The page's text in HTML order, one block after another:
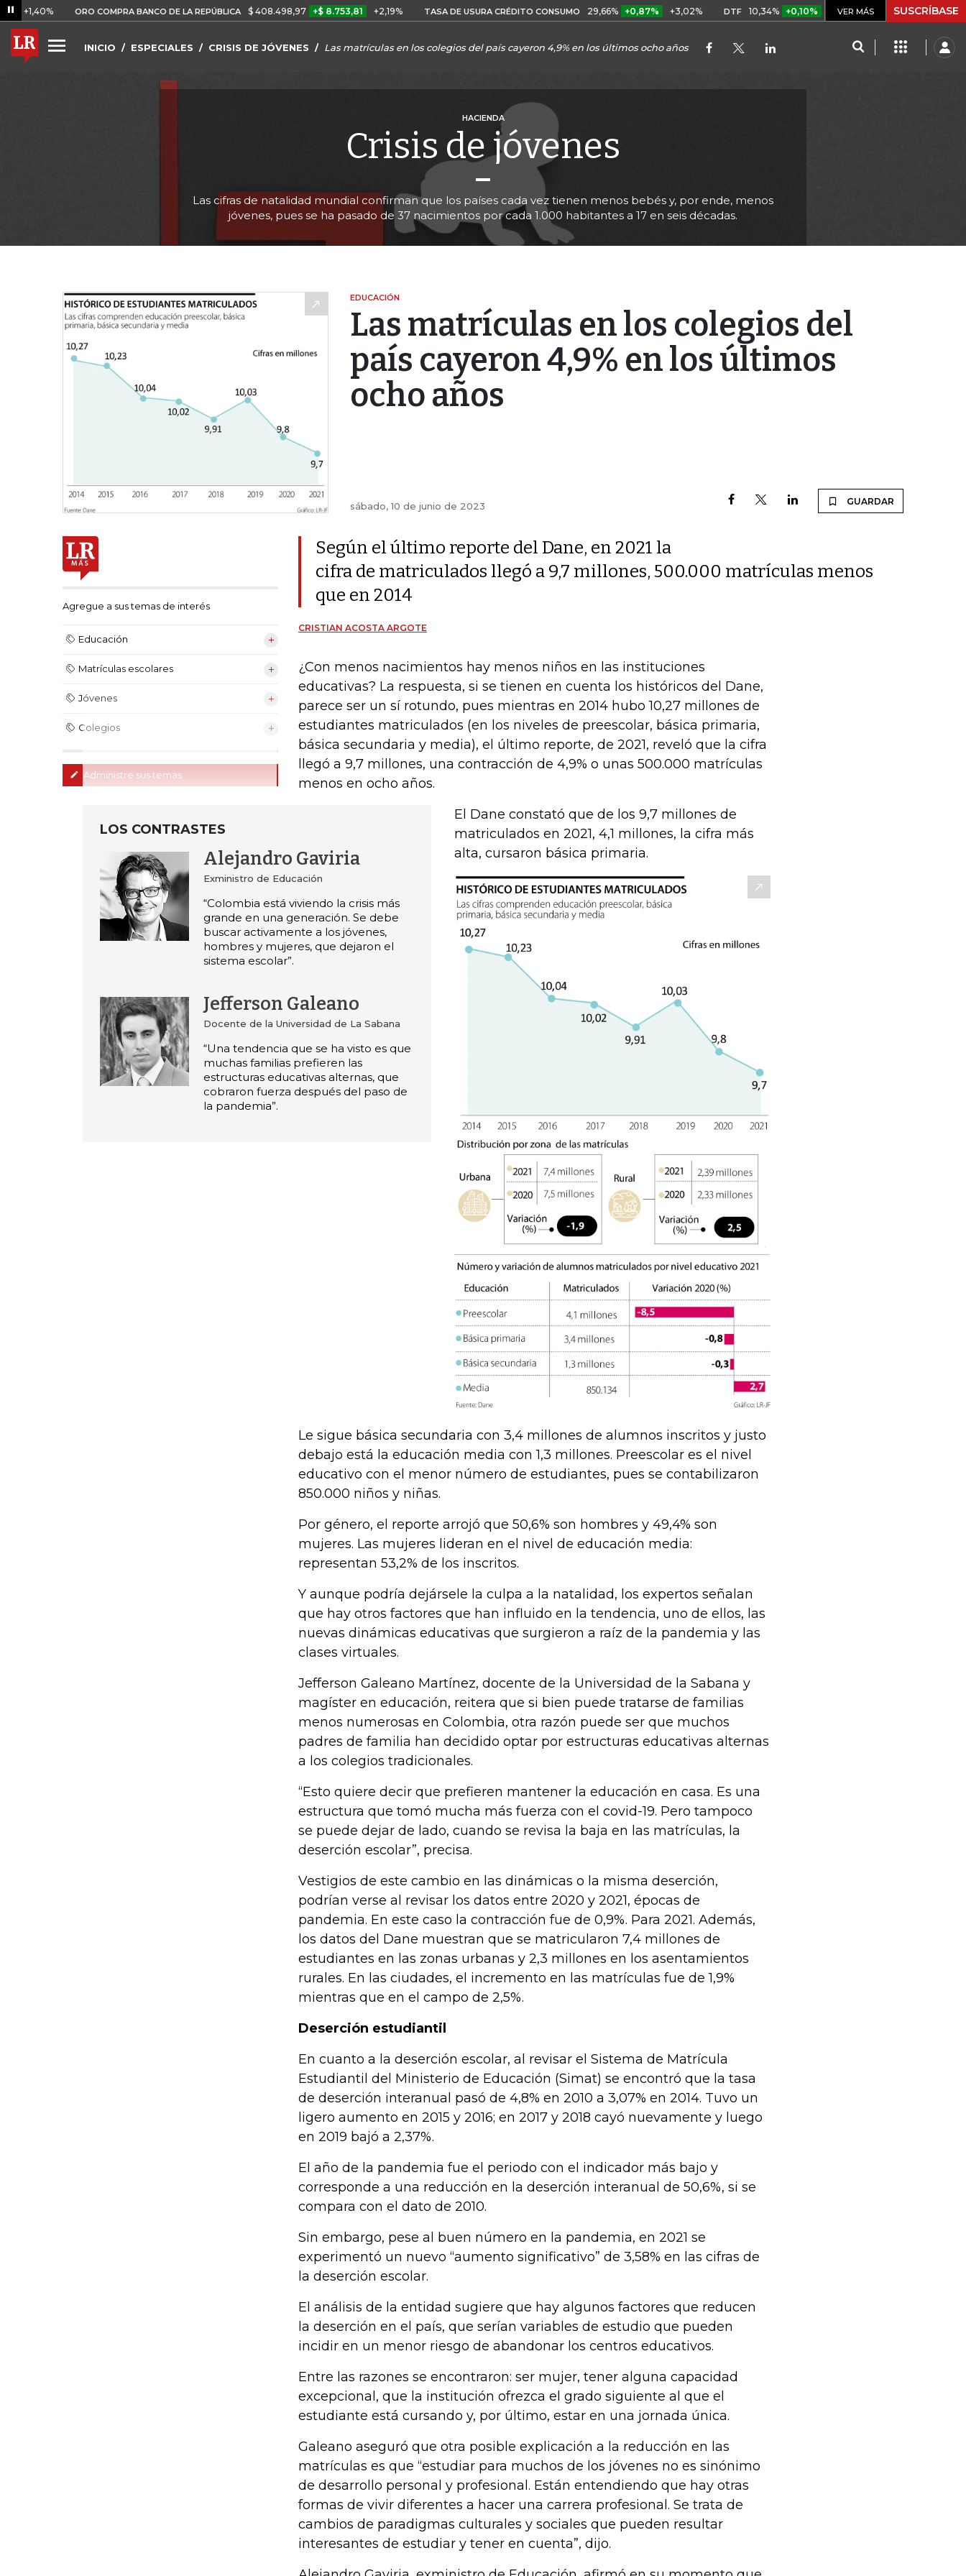
ORO COMPRA BANCO DE LA REPÚBLICA $ 408.498,97 +$ 8.753,81 +2,19% TASA DE USURA CRÉDITO CONSUMO 29,66% +0,87% +3,02% DTF 10,34% +0,10% +0,98% UVR $ 416,91 +$ 0,05
VER MÁS SUSCRÍBASE
INICIO ESPECIALES CRISIS DE JÓVENES Las matrículas en los colegios del país cayeron 4,9% en los últimos ocho años
HACIENDA
Crisis de jóvenes
Las cifras de natalidad mundial confirman que los países cada vez tienen menos bebés y, por ende, menos
jóvenes, pues se ha pasado de 37 nacimientos por cada 1.000 habitantes a 17 en seis décadas.
EDUCACIÓN
Las matrículas en los colegios del
país cayeron 4,9% en los últimos
ocho años
sábado, 10 de junio de 2023 GUARDAR
Agregue a sus temas de interés
Educación
Matrículas escolares
Jóvenes
Colegios
Administre sus temas
Según el último reporte del Dane, en 2021 la
cifra de matriculados llegó a 9,7 millones, 500.000 matrículas menos
que en 2014
CRISTIAN ACOSTA ARGOTE
¿Con menos nacimientos hay menos niños en las instituciones
educativas? La respuesta, si se tienen en cuenta los históricos del Dane,
parece ser un sí rotundo, pues mientras en 2014 hubo 10,27 millones de
estudiantes matriculados (en los niveles de preescolar, básica primaria,
básica secundaria y media), el último reporte, de 2021, reveló que la cifra
llegó a 9,7 millones, una contracción de 4,9% o unas 500.000 matrículas
menos en ocho años.
LOS CONTRASTES
Alejandro Gaviria
Exministro de Educación
“Colombia está viviendo la crisis más
grande en una generación. Se debe
buscar activamente a los jóvenes,
hombres y mujeres, que dejaron el
sistema escolar”.
Jefferson Galeano
Docente de la Universidad de La Sabana
“Una tendencia que se ha visto es que
muchas familias prefieren las
estructuras educativas alternas, que
cobraron fuerza después del paso de
la pandemia”.
El Dane constató que de los 9,7 millones de
matriculados en 2021, 4,1 millones, la cifra más
alta, cursaron básica primaria.
Le sigue básica secundaria con 3,4 millones de alumnos inscritos y justo
debajo está la educación media con 1,3 millones. Preescolar es el nivel
educativo con el menor número de estudiantes, pues se contabilizaron
850.000 niños y niñas.
Por género, el reporte arrojó que 50,6% son hombres y 49,4% son
mujeres. Las mujeres lideran en el nivel de educación media:
representan 53,2% de los inscritos.
Y aunque podría dejársele la culpa a la natalidad, los expertos señalan
que hay otros factores que han influido en la tendencia, uno de ellos, las
nuevas dinámicas educativas que surgieron a raíz de la pandemia y las
clases virtuales.
Jefferson Galeano Martínez, docente de la Universidad de la Sabana y
magíster en educación, reitera que si bien puede tratarse de familias
menos numerosas en Colombia, otra razón puede ser que muchos
padres de familia han decidido optar por estructuras educativas alternas
a los colegios tradicionales.
“Esto quiere decir que prefieren mantener la educación en casa. Es una
estructura que tomó mucha más fuerza con el covid-19. Pero tampoco
se puede dejar de lado, cuando se revisa la baja en las matrículas, la
deserción escolar”, precisa.
Vestigios de este cambio en las dinámicas o la misma deserción,
podrían verse al revisar los datos entre 2020 y 2021, épocas de
pandemia. En este caso la contracción fue de 0,9%. Para 2021. Además,
los datos del Dane muestran que se matricularon 7,4 millones de
estudiantes en las zonas urbanas y 2,3 millones en los asentamientos
rurales. En las ciudades, el incremento en las matrículas fue de 1,9%
mientras que en el campo de 2,5%.
Deserción estudiantil
En cuanto a la deserción escolar, al revisar el Sistema de Matrícula
Estudiantil del Ministerio de Educación (Simat) se encontró que la tasa
de deserción interanual pasó de 4,8% en 2010 a 3,07% en 2014. Tuvo un
ligero aumento en 2015 y 2016; en 2017 y 2018 cayó nuevamente y luego
en 2019 bajó a 2,37%.
El año de la pandemia fue el periodo con el indicador más bajo y
corresponde a una reducción en la deserción interanual de 50,6%, si se
compara con el dato de 2010.
Sin embargo, pese al buen número en la pandemia, en 2021 se
experimentó un nuevo “aumento significativo” de 3,58% en las cifras de
la deserción escolar.
El análisis de la entidad sugiere que hay algunos factores que reducen
la deserción en el país, que serían variables de estudio que pueden
incidir en un menor riesgo de abandonar los centros educativos.
Entre las razones se encontraron: ser mujer, tener alguna capacidad
excepcional, que la institución ofrezca el grado siguiente al que el
estudiante está cursando y, por último, estar en una jornada única.
Galeano aseguró que otra posible explicación a la reducción en las
matrículas es que “estudiar para muchos de los jóvenes no es sinónimo
de desarrollo personal y profesional. Están entendiendo que hay otras
formas de vivir diferentes a hacer una carrera profesional. Se trata de
cambios de paradigmas culturales y sociales que pueden resultar
interesantes de estudiar y tener en cuenta”, dijo.